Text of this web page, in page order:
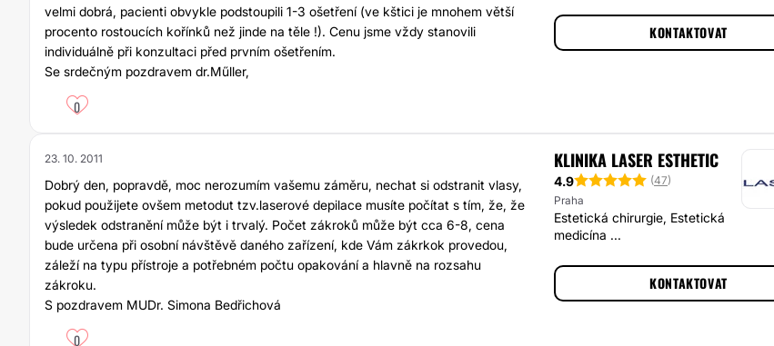
velmi dobrá, pacienti obvykle podstoupili 1-3 ošetření (ve kštici je mnohem větší
procento rostoucích kořínků než jinde na těle !). Cenu jsme vždy stanovili
individuálně při konzultaci před prvním ošetřením.
Se srdečným pozdravem dr.Műller,
0
KONTAKTOVAT
23. 10. 2011
Dobrý den, popravdě, moc nerozumím vašemu záměru, nechat si odstranit vlasy,
pokud použijete ovšem metodut tzv.laserové depilace musíte počítat s tím, že, že
výsledek odstranění může být i trvalý. Počet zákroků může být cca 6-8, cena
bude určena při osobní návštěvě daného zařízení, kde Vám zákrkok provedou,
záleží na typu přístroje a potřebném počtu opakování a hlavně na rozsahu
zákroku.
S pozdravem MUDr. Simona Bedřichová
0
KLINIKA LASER ESTHETIC
4.9 (47)
Praha
Estetická chirurgie, Estetická
medicína ...
KONTAKTOVAT